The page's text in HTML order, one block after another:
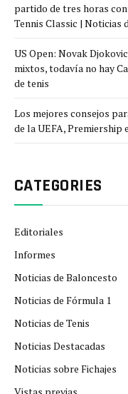
partido de tres horas
Tennis Classic | Noticias
US Open: Novak
mixtos, todavía no hay
de tenis
Los mejores consejos
de la UEFA, Premiership
CATEGORIES
Editoriales
Informes
Noticias de Baloncesto
Noticias de Fórmula 1
Noticias de Tenis
Noticias Destacadas
Noticias sobre Fichajes